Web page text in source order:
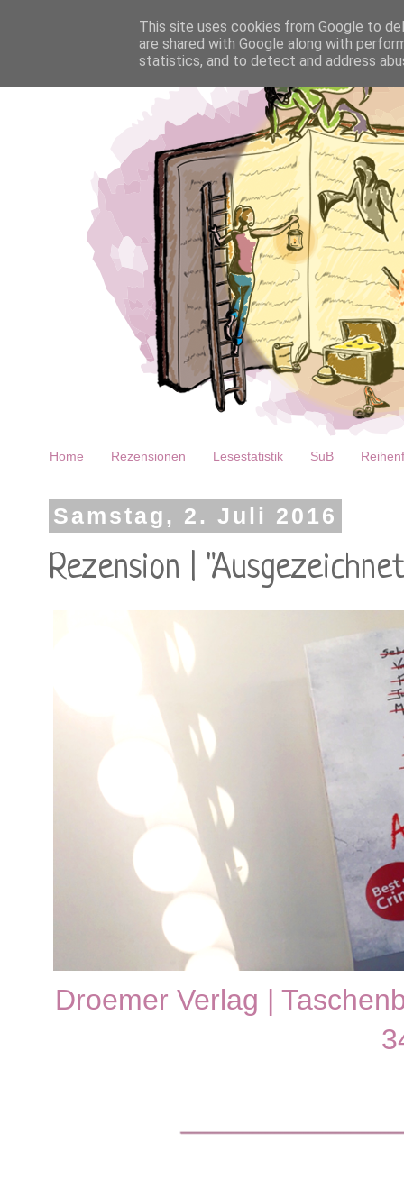
Home Rezensionen Lesestatistik SuB
Samstag, 2. Juli 2016
Rezension |
Droemer Verlag |
This site uses cookies from Google to
are shared with Google along with
statistics, and to detect and address